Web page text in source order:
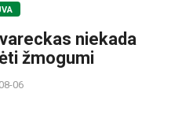
niekada
žmogumi
06